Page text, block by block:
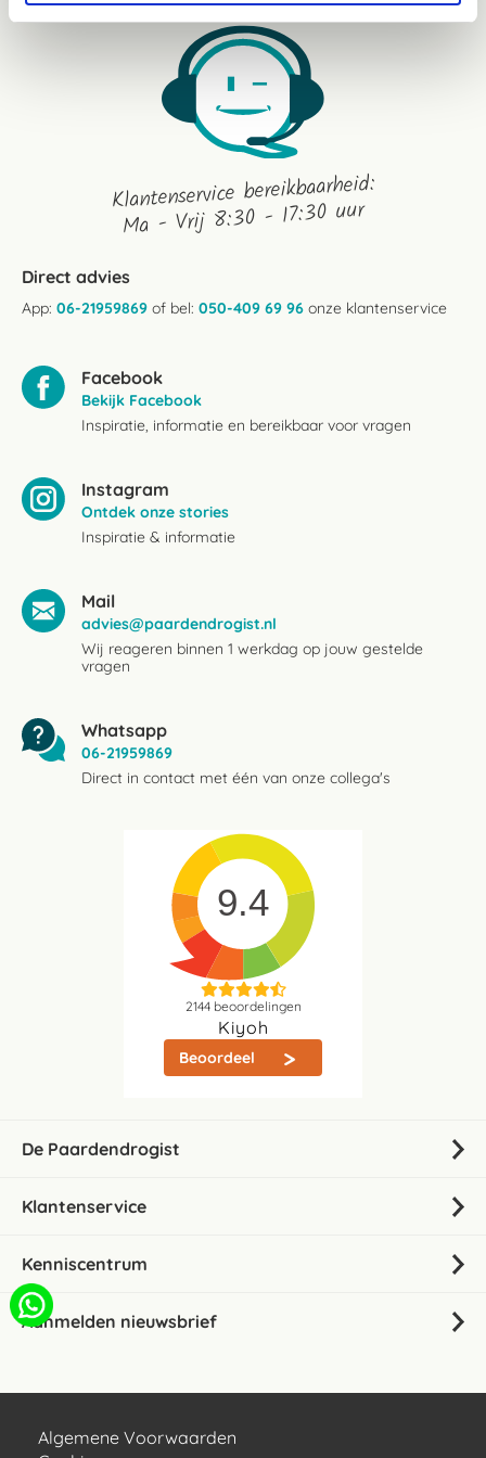
Klantenservice bereikbaarheid:
Ma - Vrij 8:30 - 17:30 uur
Direct advies
App: 06-21959869 of bel: 050-409 69 96 onze klantenservice
Facebook
Bekijk Facebook
Inspiratie, informatie en bereikbaar voor vragen
Instagram
Ontdek onze stories
Inspiratie & informatie
Mail
advies@paardendrogist.nl
Wij reageren binnen 1 werkdag op jouw gestelde
vragen
Whatsapp
06-21959869
Direct in contact met één van onze collega's
9.4
2144beoordelingen
Kiyoh
Beoordeel
De Paardendrogist
Klantenservice
Kenniscentrum
Aanmelden nieuwsbrief
Algemene Voorwaarden